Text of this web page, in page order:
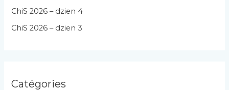
ChiS 2026 – dzien 4
ChiS 2026 – dzien 3
Catégories